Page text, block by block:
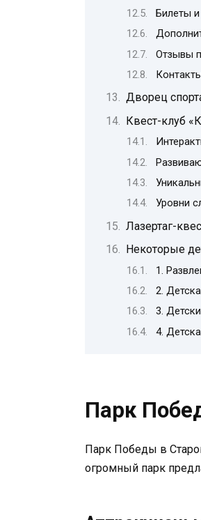
Билеты и
Отзывы
Дворец
Квест-клуб
Уровни
Лазертаг-
Некоторые
1.
2.
3.
4.
Парк
Парк Победы в
огромный парк